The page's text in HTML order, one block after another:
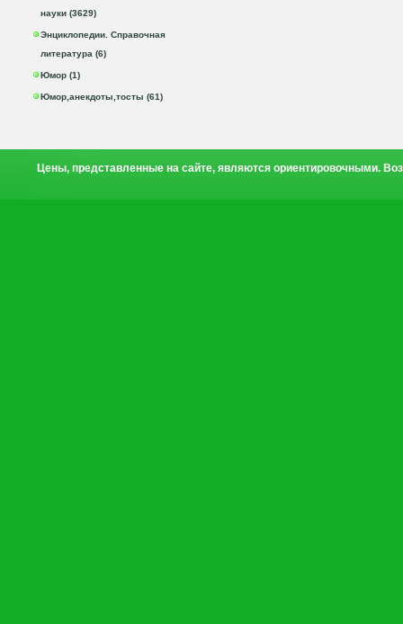
науки (3629)
Энциклопедии. Справочная
литература (6)
Юмор (1)
Юмор,анекдоты,тосты (61)
Цены, представленные на сайте, являются ориентировочными.